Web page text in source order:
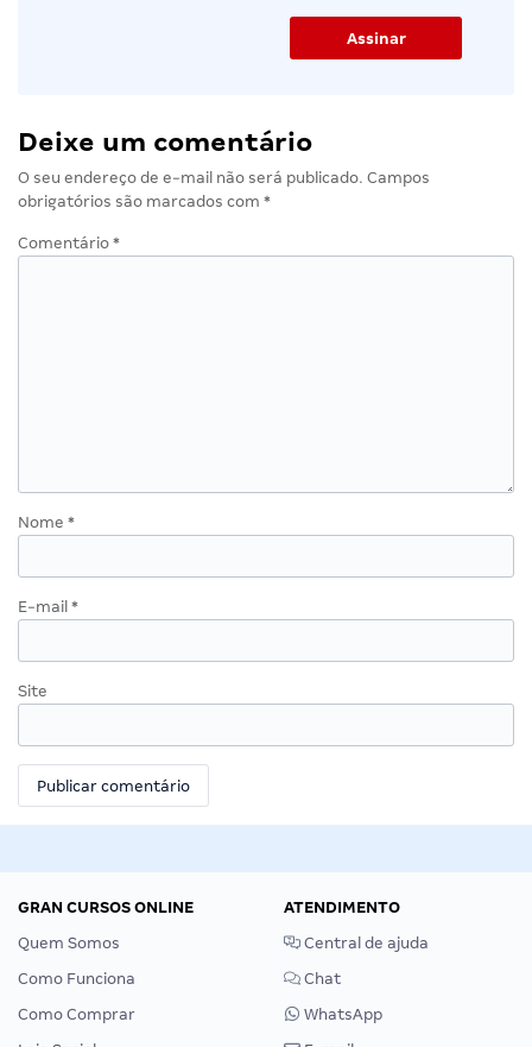
Deixe um comentário
O seu endereço de e-mail não será publicado. Campos
obrigatórios são marcados com *
Comentário *
Nome *
E-mail *
Site
GRAN CURSOS ONLINE
Quem Somos
Como Funciona
Como Comprar
ATENDIMENTO
Central de ajuda
Chat
WhatsApp